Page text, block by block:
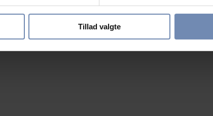
Tillad valgte